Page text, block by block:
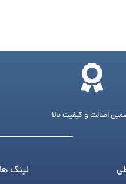
اصالت و کیفیت بالا
لینک